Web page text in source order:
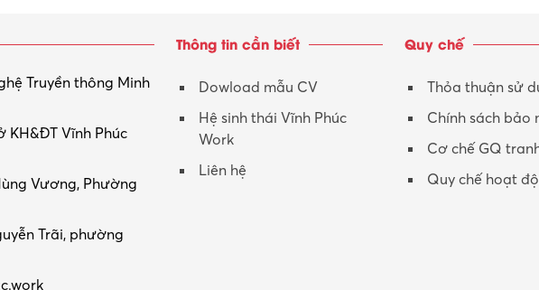
Truyền thông Minh
KH&ĐT Vĩnh Phúc
Vương, Phường
Trãi, phường
Thông tin cần biết
Dowload mẫu CV
Hệ sinh thái Vĩnh Phúc
Work
Liên hệ
Quy chế
Thỏa thuận sử
Chính sách bảo
Cơ chế GQ
Quy chế hoạt